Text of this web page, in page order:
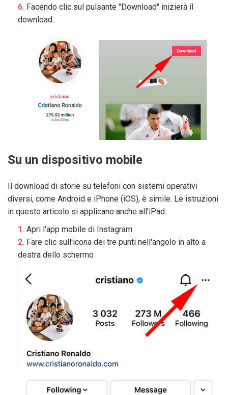
Facendo clic sul pulsante "Download" inizierà il
download.
Su un dispositivo mobile
Il download di storie su telefoni con sistemi operativi
diversi, come Android e iPhone (iOS), è simile. Le istruzioni
in questo articolo si applicano anche all'iPad.
Apri l'app mobile di Instagram
Fare clic sull'icona dei tre punti nell'angolo in alto a
destra dello schermo